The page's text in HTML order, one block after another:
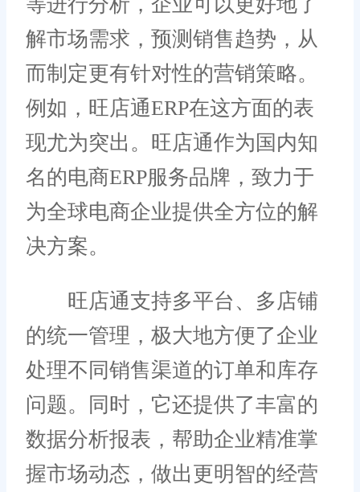
解市场需求，预测销售趋势，从
而制定更有针对性的营销策略。
例如，旺店通ERP在这方面的表
现尤为突出。旺店通作为国内知
名的电商ERP服务品牌，致力于
为全球电商企业提供全方位的解
决方案。
旺店通支持多平台、多店铺
的统一管理，极大地方便了企业
处理不同销售渠道的订单和库存
问题。同时，它还提供了丰富的
数据分析报表，帮助企业精准掌
握市场动态，做出更明智的经营